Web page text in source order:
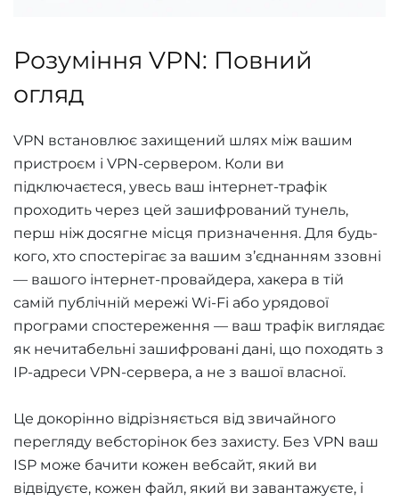
Розуміння VPN: Повний
огляд
VPN встановлює захищений шлях між вашим
пристроєм і VPN-сервером. Коли ви
підключаєтеся, увесь ваш інтернет-трафік
проходить через цей зашифрований тунель,
перш ніж досягне місця призначення. Для будь-
кого, хто спостерігає за вашим з’єднанням ззовні
— вашого інтернет-провайдера, хакера в тій
самій публічній мережі Wi-Fi або урядової
програми спостереження — ваш трафік виглядає
як нечитабельні зашифровані дані, що походять з
IP-адреси VPN-сервера, а не з вашої власної.
Це докорінно відрізняється від звичайного
перегляду вебсторінок без захисту. Без VPN ваш
ISP може бачити кожен вебсайт, який ви
відвідуєте, кожен файл, який ви завантажуєте, і